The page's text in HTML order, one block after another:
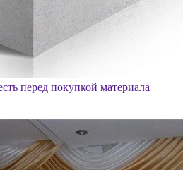
перед покупкой материала